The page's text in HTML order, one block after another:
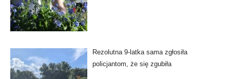
Rezolutna 9-latka sama zgłosiła
policjantom, że się zgubiła